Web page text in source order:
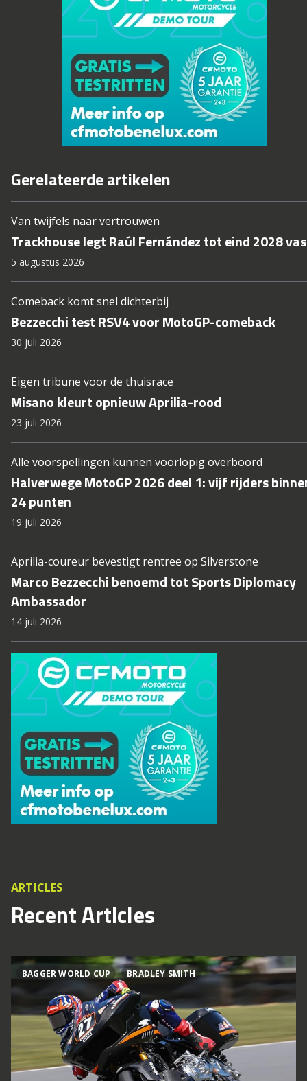
Gerelateerde artikelen
Van twijfels naar vertrouwen
Trackhouse legt Raúl Fernández tot eind 2028
5 augustus 2026
Comeback komt snel dichterbij
Bezzecchi test RSV4 voor MotoGP-comeback
30 juli 2026
Eigen tribune voor de thuisrace
Misano kleurt opnieuw Aprilia-rood
23 juli 2026
Alle voorspellingen kunnen voorlopig overboord
Halverwege MotoGP 2026 deel 1: vijf rijders
24 punten
19 juli 2026
Aprilia-coureur bevestigt rentree op Silverstone
Marco Bezzecchi benoemd tot Sports Diplomacy
Ambassador
14 juli 2026
ARTICLES
Recent Articles
BAGGER WORLD CUP BRADLEY SMITH